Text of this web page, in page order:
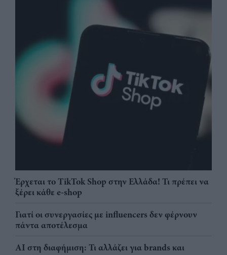
Έρχεται το TikTok Shop στην Ελλάδα! Τι πρέπει να
ξέρει κάθε e-shop
Γιατί οι συνεργασίες με influencers δεν φέρνουν
πάντα αποτέλεσμα
AI στη διαφήμιση: Τι αλλάζει για brands και